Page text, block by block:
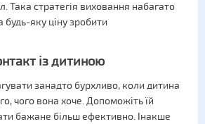
Така стратегія виховання набагато
яку ціну зробити
із дитиною
занадто бурхливо, коли дитина
чого вона хоче. Допоможіть їй
бажане більш ефективно. Інакше